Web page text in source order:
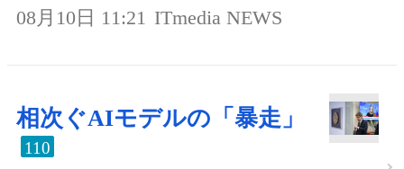
08月10日 11:21 ITmedia NEWS
相次ぐAIモデルの「暴走」
110